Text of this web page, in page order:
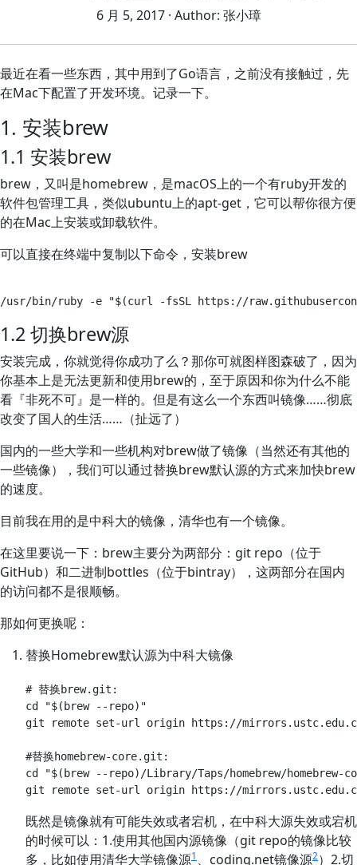
6 月 5, 2017 · Author: 张小璋
最近在看一些东西，其中用到了Go语言，之前没有接触过，先
在Mac下配置了开发环境。记录一下。
1. 安装brew
1.1 安装brew
brew，又叫是homebrew，是macOS上的一个有ruby开发的
软件包管理工具，类似ubuntu上的apt-get，它可以帮你很方便
的在Mac上安装或卸载软件。
可以直接在终端中复制以下命令，安装brew
1.2 切换brew源
安装完成，你就觉得你成功了么？那你可就图样图森破了，因为
你基本上是无法更新和使用brew的，至于原因和你为什么不能
看『非死不可』是一样的。但是有这么一个东西叫镜像……彻底
改变了国人的生活……（扯远了）
国内的一些大学和一些机构对brew做了镜像（当然还有其他的
一些镜像），我们可以通过替换brew默认源的方式来加快brew
的速度。
目前我在用的是中科大的镜像，清华也有一个镜像。
在这里要说一下：brew主要分为两部分：git repo（位于
GitHub）和二进制bottles（位于bintray），这两部分在国内
的访问都不是很顺畅。
那如何更换呢：
替换Homebrew默认源为中科大镜像
# 替换brew.git:
cd "$(brew --repo)"
git remote set-url origin https://
#替换homebrew-core.git:
cd "$(brew --repo)/Library/Taps/homebrew/homebrew-
既然是镜像就有可能失效或者宕机，在中科大源失效或宕机
的时候可以：1.使用其他国内源镜像（git repo的镜像比较
多，比如使用清华大学镜像源1 、coding.net镜像源2）2.切